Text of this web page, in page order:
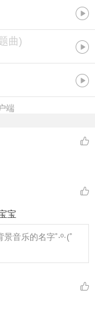
曲)
端
宝
音乐的名字˚‧º·(˚